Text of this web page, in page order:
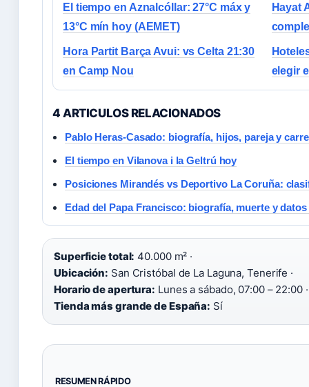
El tiempo en Aznalcóllar: 27°C máx y
13°C mín hoy (AEMET)
Hayat
Hora Partit Barça Avui: vs Celta 21:30
en Camp Nou
elegir
4 ARTICULOS RELACIONADOS
Pablo Heras-Casado: biografía, hijos, pareja y
El tiempo en Vilanova i la Geltrú hoy
Posiciones Mirandés vs Deportivo La Coruña:
Edad del Papa Francisco: biografía, muerte y datos
Superficie total: 40.000 m² ·
Ubicación: San Cristóbal de La Laguna, Tenerife ·
Horario de apertura: Lunes a sábado, 07:00 – 22:00 ·
Tienda más grande de España: Sí
RESUMEN RÁPIDO